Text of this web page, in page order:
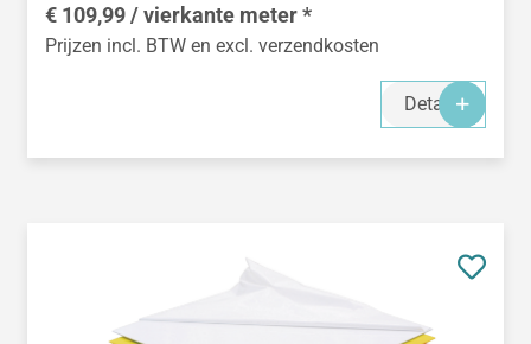
€ 109,99 / vierkante meter *
Prijzen incl. BTW en excl. verzendkosten
Details